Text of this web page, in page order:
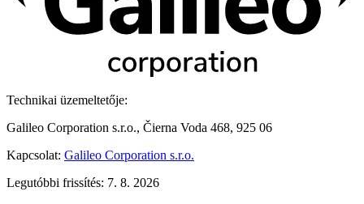
Technikai üzemeltetője:
Galileo Corporation s.r.o., Čierna Voda 468, 925 06
Kapcsolat: Galileo Corporation s.r.o.
Legutóbbi frissítés: 7. 8. 2026